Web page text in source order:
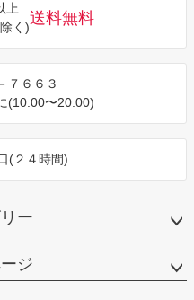
上
く)
送料無料
７６６３
(10:00〜20:00)
(２４時間)
ー
ジ